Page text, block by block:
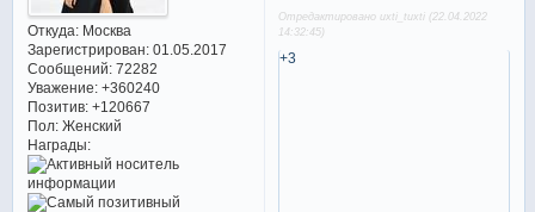
Откуда:Москва
Зарегистрирован: 01.05.2017
Сообщений:72282
Уважение: +360240
Позитив: +120667
Пол:Женский
Награды:
Отредактировано uxti_tuxti (22.04.2022
14:32:45)
+3